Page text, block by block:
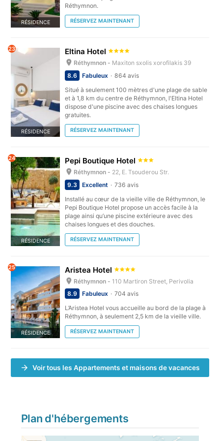
RÉSIDENCE
Réthymnon.
RÉSERVEZ MAINTENANT
RÉSIDENCE
23 Eltina Hotel
Réthymnon - Maxiton sxolis xorofilakis 39
8.6
Fabuleux
864 avis
Situé à seulement 100 mètres d'une plage de sable
et à 1,8 km du centre de Réthymnon, l'Eltina Hotel
dispose d'une piscine avec des chaises longues
gratuites.
RÉSERVEZ MAINTENANT
RÉSIDENCE
24 Pepi Boutique Hotel
Réthymnon - 22, Ε. Tsouderou Str.
9.3
Excellent
736 avis
Installé au cœur de la vieille ville de Réthymnon, le
Pepi Boutique Hotel propose un accès facile à la
plage ainsi qu’une piscine extérieure avec des
chaises longues et des douches.
RÉSERVEZ MAINTENANT
RÉSIDENCE
25 Aristea Hotel
Réthymnon - 110 Martiron Street, Perivolia
8.9
Fabuleux
704 avis
L’Aristea Hotel vous accueille au bord de la plage à
Réthymnon, à seulement 2,5 km de la vieille ville.
RÉSERVEZ MAINTENANT
Voir tous les Appartements et maisons de vacances
Plan d'hébergements